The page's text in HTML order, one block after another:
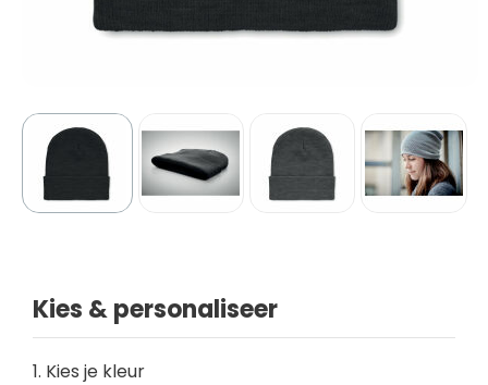
Kies & personaliseer
1. Kies je kleur